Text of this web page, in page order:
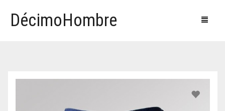
DécimoHombre